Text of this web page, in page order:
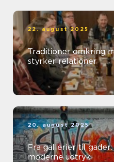
22. august 2025
Traditioner omkring
styrker relationer
20. august 2025
Fra gallerier til
moderne udtryk